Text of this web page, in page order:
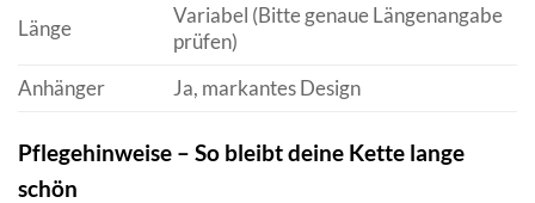
Länge
Variabel (Bitte genaue Längenangabe
prüfen)
Anhänger
Ja, markantes Design
Pflegehinweise – So bleibt deine Kette lange
schön